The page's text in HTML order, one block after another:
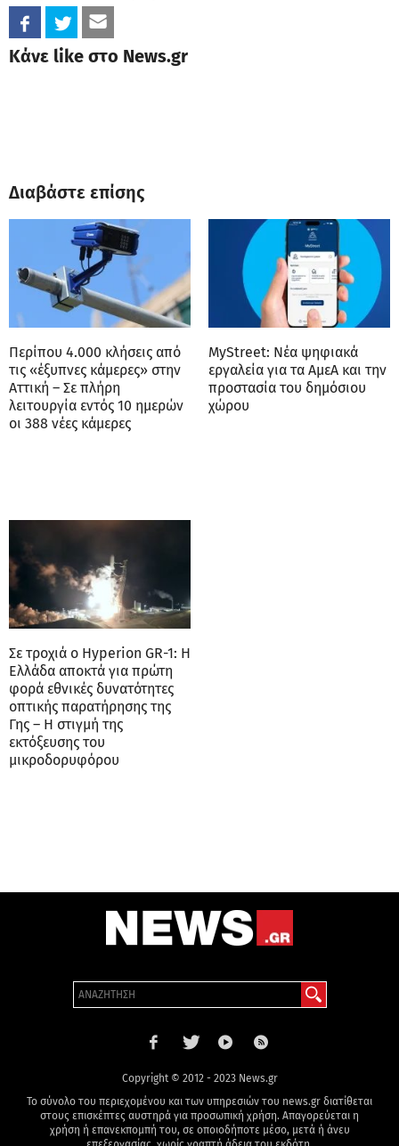
Κάνε like στο News.gr
Διαβάστε επίσης
Περίπου 4.000 κλήσεις από
τις «έξυπνες κάμερες» στην
Αττική – Σε πλήρη
λειτουργία εντός 10 ημερών
οι 388 νέες κάμερες
MyStreet: Νέα ψηφιακά
εργαλεία για τα ΑμεΑ και την
προστασία του δημόσιου
χώρου
Σε τροχιά ο Hyperion GR-1: Η
Ελλάδα αποκτά για πρώτη
φορά εθνικές δυνατότητες
οπτικής παρατήρησης της
Γης – Η στιγμή της
εκτόξευσης του
μικροδορυφόρου
Copyright © 2012 - 2023 News.gr
Το σύνολο του περιεχομένου και των υπηρεσιών του news.gr διατίθεται
στους επισκέπτες αυστηρά για προσωπική χρήση. Απαγορεύεται η
χρήση ή επανεκπομπή του, σε οποιοδήποτε μέσο, μετά ή άνευ